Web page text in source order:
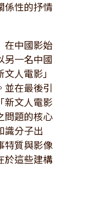
係性的抒情
在中國影始
另一名中國
人電影」
並在最後引
新文人電影
問題的核心
識分子出
特質與影像
於這些建構